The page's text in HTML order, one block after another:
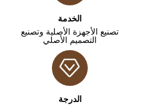
الخدمة
تصنيع الأجهزة الأصلية وتصنيع
التصميم الأصلي
الدرجة